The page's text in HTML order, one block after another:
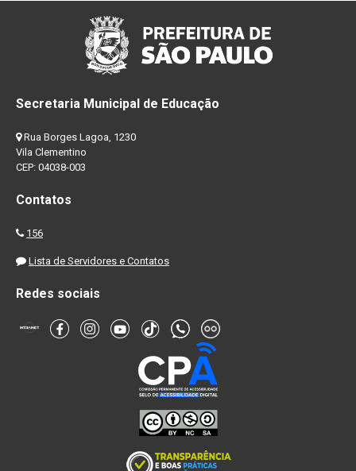
Secretaria Municipal de Educação
Rua Borges Lagoa, 1230
Vila Clementino
CEP: 04038-003
Contatos
156
Lista de Servidores e Contatos
Redes sociais